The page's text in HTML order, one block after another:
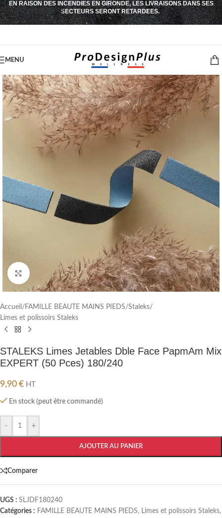
Passer à la navigation
Passer au contenu principal
EN RAISON DES INCENDIES EN GIRONDE, LES LIVRAISONS DANS SES
SECTEURS SERONT RETARDEES.
MENU
Cliquez pour agrandir
Accueil / FAMILLE BEAUTE MAINS PIEDS/Staleks/
Limes et polissoirs Staleks
STALEKS Limes Jetables Dble Face PapmAm Mix
EXPERT (50 Pces) 180/240
9,90 € HT
En stock (peut être commandé)
- +
AJOUTER AU PANIER
Comparer
UGS : SLJDF180240
Catégories : FAMILLE BEAUTE MAINS PIEDS, Limes et polissoirs Staleks,